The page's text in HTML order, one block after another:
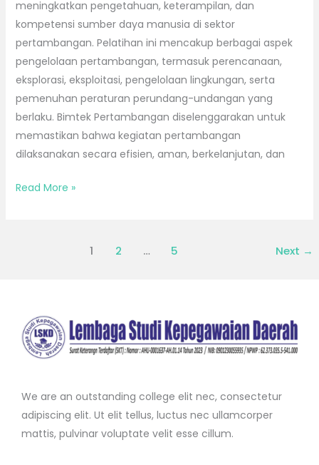
meningkatkan pengetahuan, keterampilan, dan
kompetensi sumber daya manusia di sektor
pertambangan. Pelatihan ini mencakup berbagai aspek
pengelolaan pertambangan, termasuk perencanaan,
eksplorasi, eksploitasi, pengelolaan lingkungan, serta
pemenuhan peraturan perundang-undangan yang
berlaku. Bimtek Pertambangan diselenggarakan untuk
memastikan bahwa kegiatan pertambangan
dilaksanakan secara efisien, aman, berkelanjutan, dan
Read More »
1 2 … 5 Next →
We are an outstanding college elit nec, consectetur
adipiscing elit. Ut elit tellus, luctus nec ullamcorper
mattis, pulvinar voluptate velit esse cillum.